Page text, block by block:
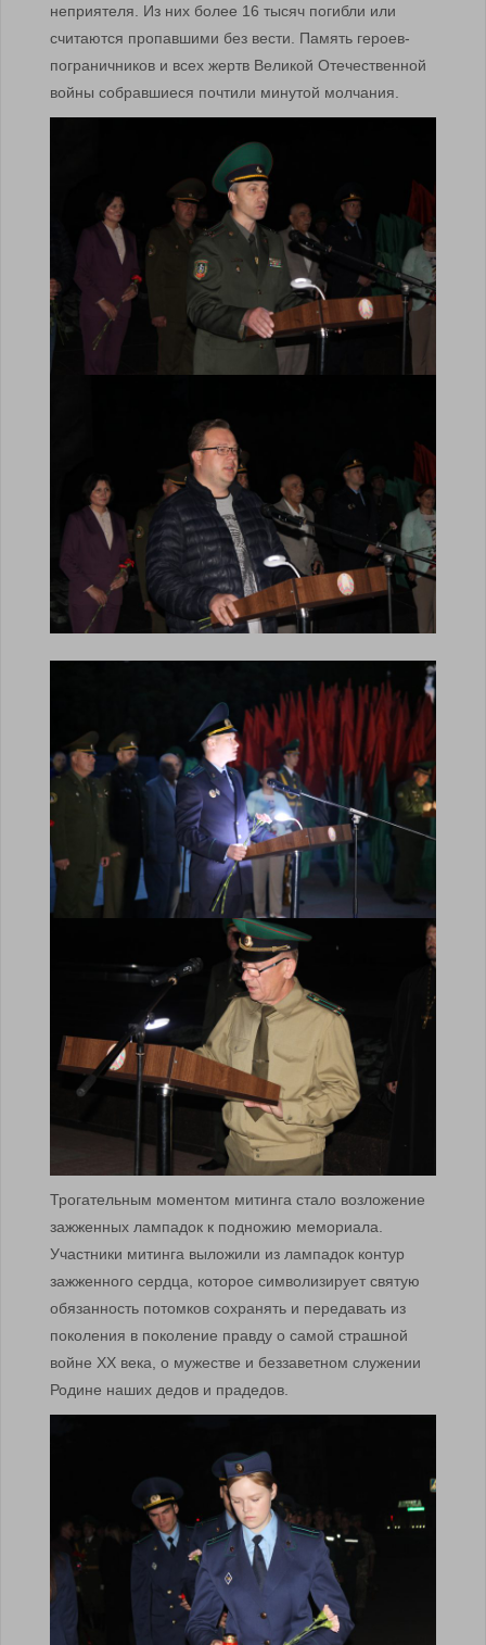
неприятеля. Из них более 16 тысяч погибли или
считаются пропавшими без вести. Память героев-
пограничников и всех жертв Великой Отечественной
войны собравшиеся почтили минутой молчания.
Трогательным моментом митинга стало возложение
зажженных лампадок к подножию мемориала.
Участники митинга выложили из лампадок контур
зажженного сердца, которое символизирует святую
обязанность потомков сохранять и передавать из
поколения в поколение правду о самой страшной
войне ХХ века, о мужестве и беззаветном служении
Родине наших дедов и прадедов.